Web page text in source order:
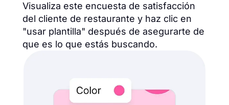
Visualiza este encuesta de satisfacción
del cliente de restaurante y haz clic en
"usar plantilla" después de asegurarte de
que es lo que estás buscando.